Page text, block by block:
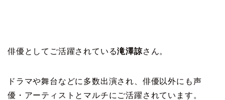
俳優としてご活躍されている滝澤諒さん。
ドラマや舞台などに多数出演され、俳優以外にも声
優・アーティストとマルチにご活躍されています。